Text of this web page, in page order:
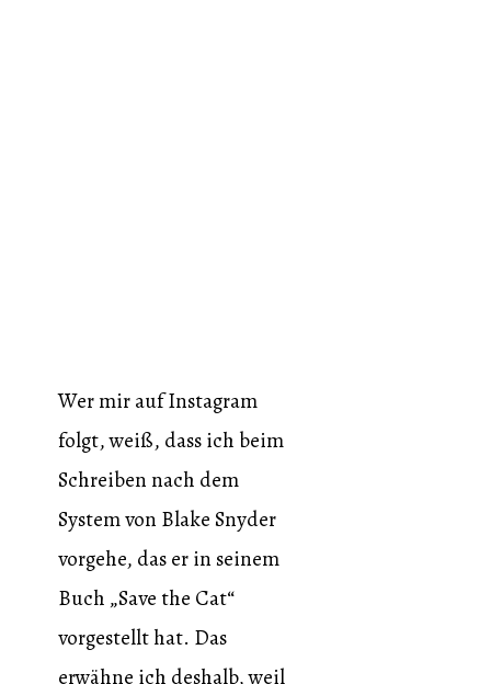
Wer mir auf Instagram
folgt, weiß, dass ich beim
Schreiben nach dem
System von Blake Snyder
vorgehe, das er in seinem
Buch „Save the Cat“
vorgestellt hat. Das
erwähne ich deshalb, weil